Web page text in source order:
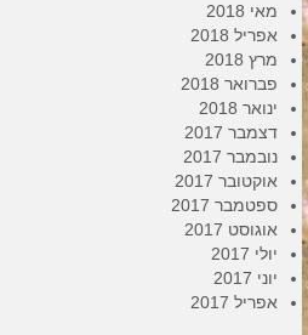
מאי 2018
אפריל 2018
מרץ 2018
פברואר 2018
ינואר 2018
דצמבר 2017
נובמבר 2017
אוקטובר 2017
ספטמבר 2017
אוגוסט 2017
יולי 2017
יוני 2017
אפריל 2017